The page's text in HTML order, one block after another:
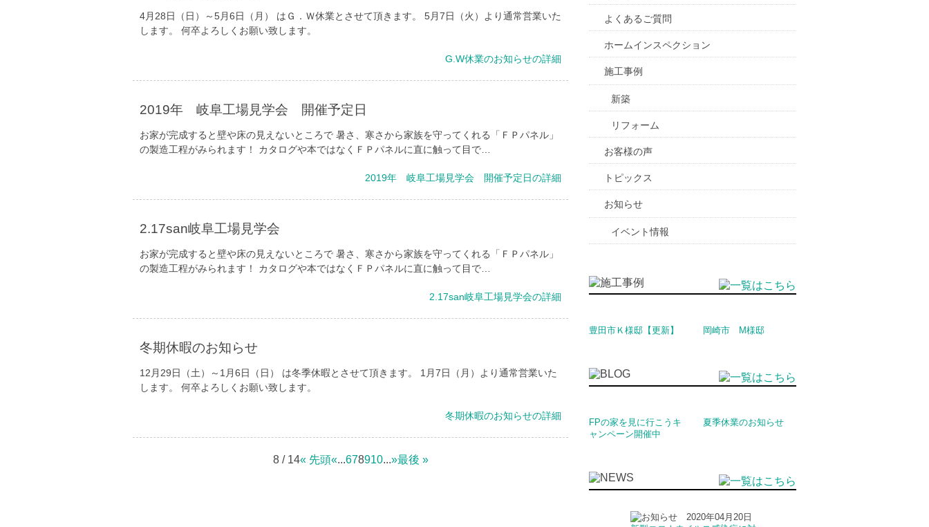
4月28日（日）～5月6日（月） はＧ．Ｗ休業とさせて頂きます。 5月7日（火）より通常営業いた
します。 何卒よろしくお願い致します。
G.W休業のお知らせの詳細
2019年 岐阜工場見学会 開催予定日
お家が完成すると壁や床の見えないところで 暑さ、寒さから家族を守ってくれる「ＦＰパネル」
の製造工程がみられます！ カタログや本ではなくＦＰパネルに直に触って目で…
2019年 岐阜工場見学会 開催予定日の詳細
2.17san岐阜工場見学会
お家が完成すると壁や床の見えないところで 暑さ、寒さから家族を守ってくれる「ＦＰパネル」
の製造工程がみられます！ カタログや本ではなくＦＰパネルに直に触って目で…
2.17san岐阜工場見学会の詳細
冬期休暇のお知らせ
12月29日（土）～1月6日（日） は冬季休暇とさせて頂きます。 1月7日（月）より通常営業いた
します。 何卒よろしくお願い致します。
冬期休暇のお知らせの詳細
8 / 14« 先頭«...678910...»最後 »
よくあるご質問
ホームインスペクション
施工事例
新築
リフォーム
お客様の声
トピックス
お知らせ
イベント情報
豊田市Ｋ様邸【更新】 岡崎市 M様邸
FPの家を見に行こうキ
ャンペーン開催中
夏季休業のお知らせ
2020年04月20日